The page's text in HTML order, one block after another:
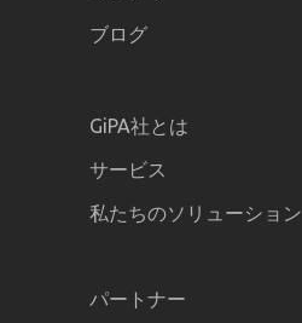
ブログ
GiPA社とは
サービス
私たちのソリューション
パートナー